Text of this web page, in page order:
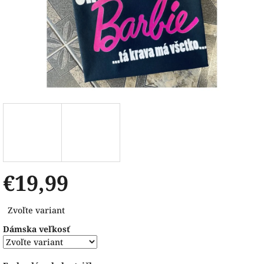
€19,99
cena:
Zvoľte variant
Dámska veľkosť